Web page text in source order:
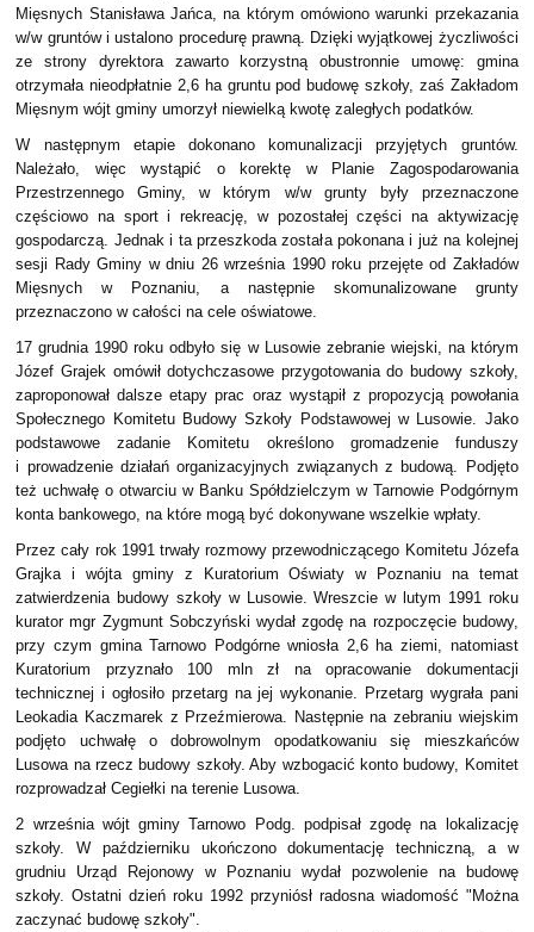
Mięsnych Stanisława Jańca, na którym omówiono warunki przekazania
w/w gruntów i ustalono procedurę prawną. Dzięki wyjątkowej życzliwości
ze strony dyrektora zawarto korzystną obustronnie umowę: gmina
otrzymała nieodpłatnie 2,6 ha gruntu pod budowę szkoły, zaś Zakładom
Mięsnym wójt gminy umorzył niewielką kwotę zaległych podatków.
W następnym etapie dokonano komunalizacji przyjętych gruntów.
Należało, więc wystąpić o korektę w Planie Zagospodarowania
Przestrzennego Gminy, w którym w/w grunty były przeznaczone
częściowo na sport i rekreację, w pozostałej części na aktywizację
gospodarczą. Jednak i ta przeszkoda została pokonana i już na kolejnej
sesji Rady Gminy w dniu 26 września 1990 roku przejęte od Zakładów
Mięsnych w Poznaniu, a następnie skomunalizowane grunty
przeznaczono w całości na cele oświatowe.
17 grudnia 1990 roku odbyło się w Lusowie zebranie wiejski, na którym
Józef Grajek omówił dotychczasowe przygotowania do budowy szkoły,
zaproponował dalsze etapy prac oraz wystąpił z propozycją powołania
Społecznego Komitetu Budowy Szkoły Podstawowej w Lusowie. Jako
podstawowe zadanie Komitetu określono gromadzenie funduszy
i prowadzenie działań organizacyjnych związanych z budową. Podjęto
też uchwałę o otwarciu w Banku Spółdzielczym w Tarnowie Podgórnym
konta bankowego, na które mogą być dokonywane wszelkie wpłaty.
Przez cały rok 1991 trwały rozmowy przewodniczącego Komitetu Józefa
Grajka i wójta gminy z Kuratorium Oświaty w Poznaniu na temat
zatwierdzenia budowy szkoły w Lusowie. Wreszcie w lutym 1991 roku
kurator mgr Zygmunt Sobczyński wydał zgodę na rozpoczęcie budowy,
przy czym gmina Tarnowo Podgórne wniosła 2,6 ha ziemi, natomiast
Kuratorium przyznało 100 mln zł na opracowanie dokumentacji
technicznej i ogłosiło przetarg na jej wykonanie. Przetarg wygrała pani
Leokadia Kaczmarek z Przeźmierowa. Następnie na zebraniu wiejskim
podjęto uchwałę o dobrowolnym opodatkowaniu się mieszkańców
Lusowa na rzecz budowy szkoły. Aby wzbogacić konto budowy, Komitet
rozprowadzał Cegiełki na terenie Lusowa.
2 września wójt gminy Tarnowo Podg. podpisał zgodę na lokalizację
szkoły. W październiku ukończono dokumentację techniczną, a w
grudniu Urząd Rejonowy w Poznaniu wydał pozwolenie na budowę
szkoły. Ostatni dzień roku 1992 przyniósł radosna wiadomość "Można
zaczynać budowę szkoły".